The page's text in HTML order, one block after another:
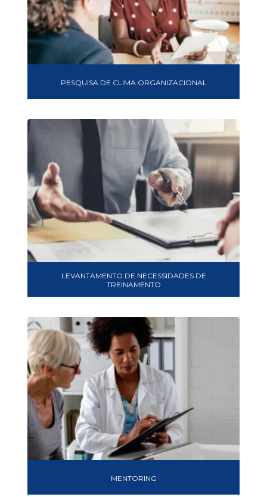
PESQUISA DE CLIMA ORGANIZACIONAL
LEVANTAMENTO DE NECESSIDADES DE
TREINAMENTO
MENTORING